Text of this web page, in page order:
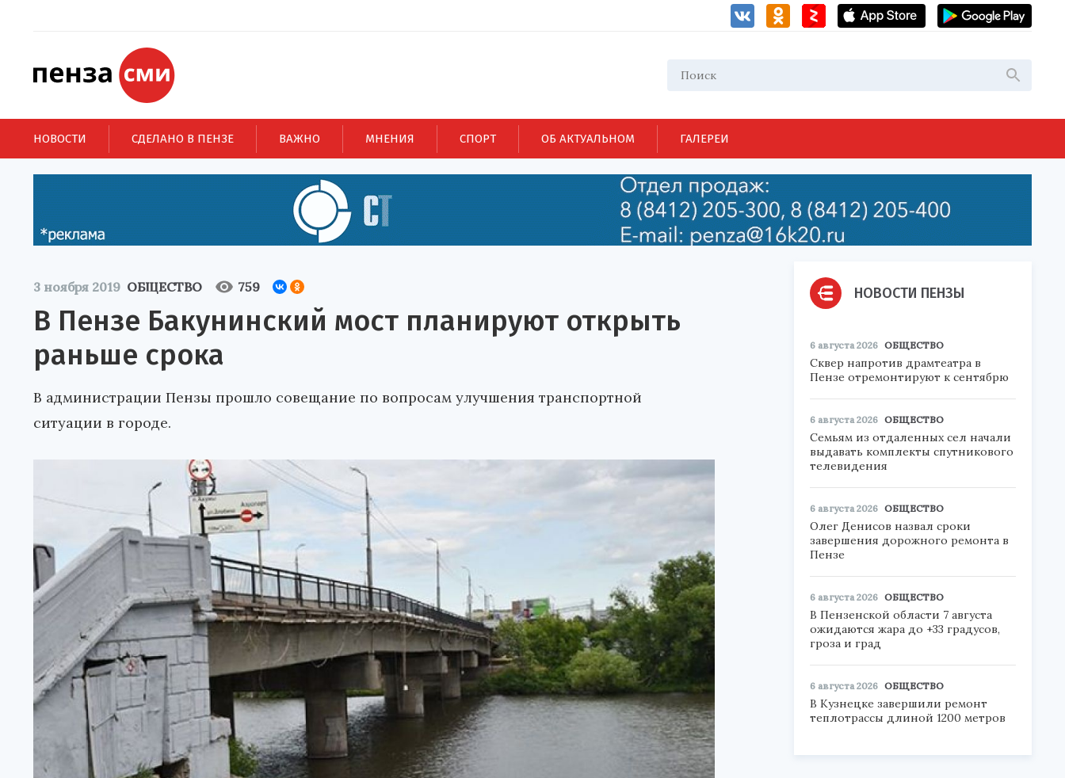
НОВОСТИ СДЕЛАНО В ПЕНЗЕ ВАЖНО МНЕНИЯ СПОРТ ОБ АКТУАЛЬНОМ ГАЛЕРЕИ
3 ноября 2019 ОБЩЕСТВО 759
В Пензе Бакунинский мост планируют открыть
раньше срока
В администрации Пензы прошло совещание по вопросам улучшения транспортной
ситуации в городе.
НОВОСТИ ПЕНЗЫ
6 августа 2026 ОБЩЕСТВО
Сквер напротив драмтеатра в
Пензе отремонтируют к сентябрю
6 августа 2026 ОБЩЕСТВО
Семьям из отдаленных сел начали
выдавать комплекты спутникового
телевидения
6 августа 2026 ОБЩЕСТВО
Олег Денисов назвал сроки
завершения дорожного ремонта в
Пензе
6 августа 2026 ОБЩЕСТВО
В Пензенской области 7 августа
ожидаются жара до +33 градусов,
гроза и град
6 августа 2026 ОБЩЕСТВО
В Кузнецке завершили ремонт
теплотрассы длиной 1200 метров